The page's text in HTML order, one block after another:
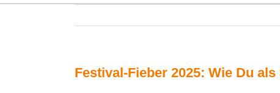
Festival-Fieber 2025: Wie Du